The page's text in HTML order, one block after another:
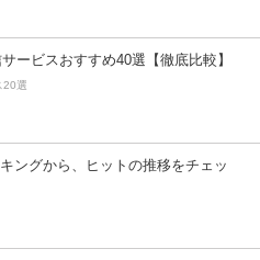
ービスおすすめ40選【徹底比較】
20選
ングから、ヒットの推移をチェッ